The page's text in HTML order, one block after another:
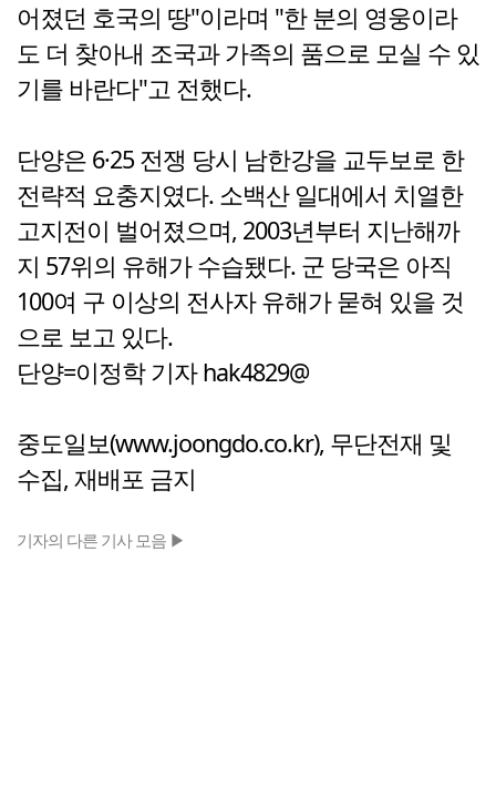
어졌던 호국의 땅"이라며 "한 분의 영웅이라
도 더 찾아내 조국과 가족의 품으로 모실 수 있
기를 바란다"고 전했다.
단양은 6·25 전쟁 당시 남한강을 교두보로 한
전략적 요충지였다. 소백산 일대에서 치열한
고지전이 벌어졌으며, 2003년부터 지난해까
지 57위의 유해가 수습됐다. 군 당국은 아직
100여 구 이상의 전사자 유해가 묻혀 있을 것
으로 보고 있다.
단양=이정학 기자 hak4829@
중도일보(www.joongdo.co.kr), 무단전재 및
수집, 재배포 금지
기자의 다른 기사 모음 ▶